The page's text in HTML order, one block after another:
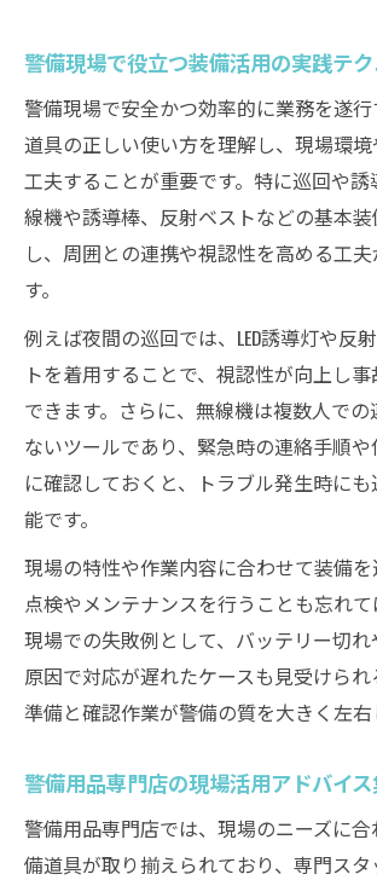
警備現場で役立つ装備活用の実践テ
警備現場で安全かつ効率的に業務を遂
道具の正しい使い方を理解し、現場環
工夫することが重要です。特に巡回や
線機や誘導棒、反射ベストなどの基本
し、周囲との連携や視認性を高める工
す。
例えば夜間の巡回では、LED誘導灯や反
トを着用することで、視認性が向上し
できます。さらに、無線機は複数人で
ないツールであり、緊急時の連絡手順
に確認しておくと、トラブル発生時に
能です。
現場の特性や作業内容に合わせて装備
点検やメンテナンスを行うことも忘れて
現場での失敗例として、バッテリー切
原因で対応が遅れたケースも見受けら
準備と確認作業が警備の質を大きく左右
警備用品専門店の現場活用アドバイ
警備用品専門店では、現場のニーズに
備道具が取り揃えられており、専門ス